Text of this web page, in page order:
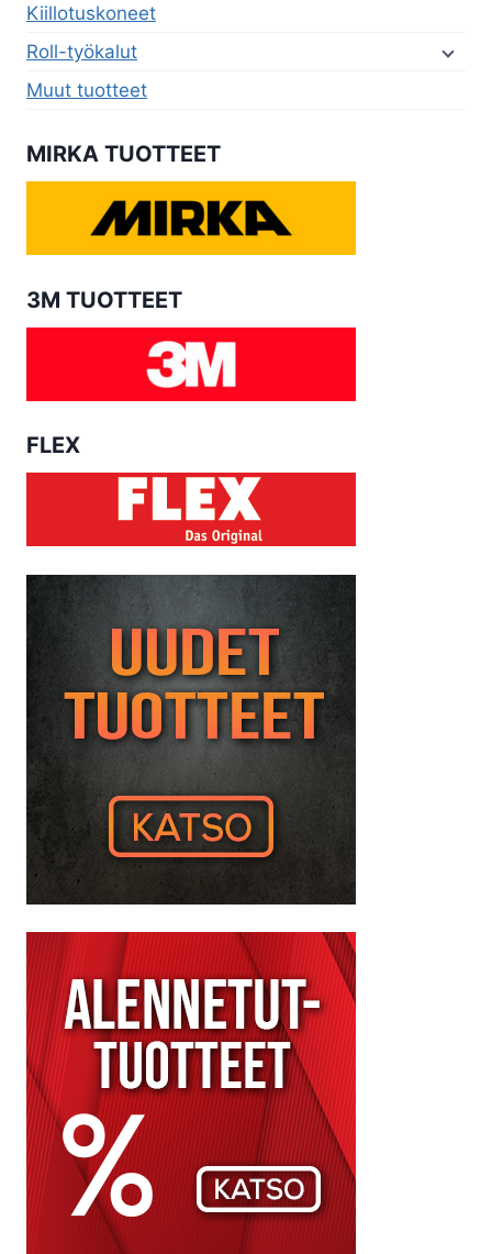
Kiillotuskoneet
Roll-työkalut
Muut tuotteet
MIRKA TUOTTEET
3M TUOTTEET
FLEX